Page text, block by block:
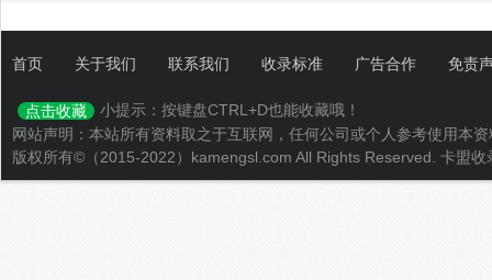
首页 关于我们 联系我们 收录标准 广告合作 免责
点击收藏
小提示：按键盘CTRL+D也能收藏哦！
网站声明：本站所有资料取之于互联网，任何公司或个人参考使用本
版权所有©（2015-2022）kamengsl.com All Rights Reserved. 卡盟收